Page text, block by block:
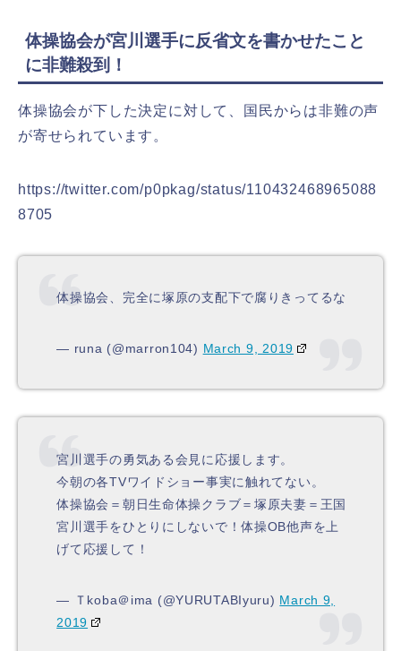
体操協会が宮川選手に反省文を書かせたこと
に非難殺到！
体操協会が下した決定に対して、国民からは非難の声
が寄せられています。
https://twitter.com/p0pkag/status/110432468965088
8705
体操協会、完全に塚原の支配下で腐りきってるな
— runa (@marron104) March 9, 2019
宮川選手の勇気ある会見に応援します。
今朝の各TVワイドショー事実に触れてない。
体操協会＝朝日生命体操クラブ＝塚原夫妻＝王国
宮川選手をひとりにしないで！体操OB他声を上
げて応援して！
— Ｔkoba＠ima (@YURUTABIyuru) March 9,
2019